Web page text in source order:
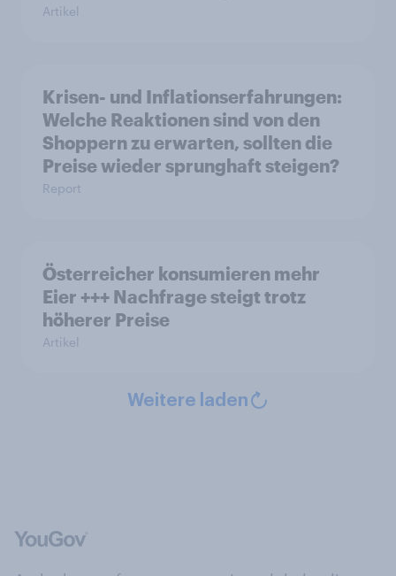
Artikel
Krisen- und Inflationserfahrungen:
Welche Reaktionen sind von den
Shoppern zu erwarten, sollten die
Preise wieder sprunghaft steigen?
Report
Österreicher konsumieren mehr
Eier +++ Nachfrage steigt trotz
höherer Preise
Artikel
Weitere laden